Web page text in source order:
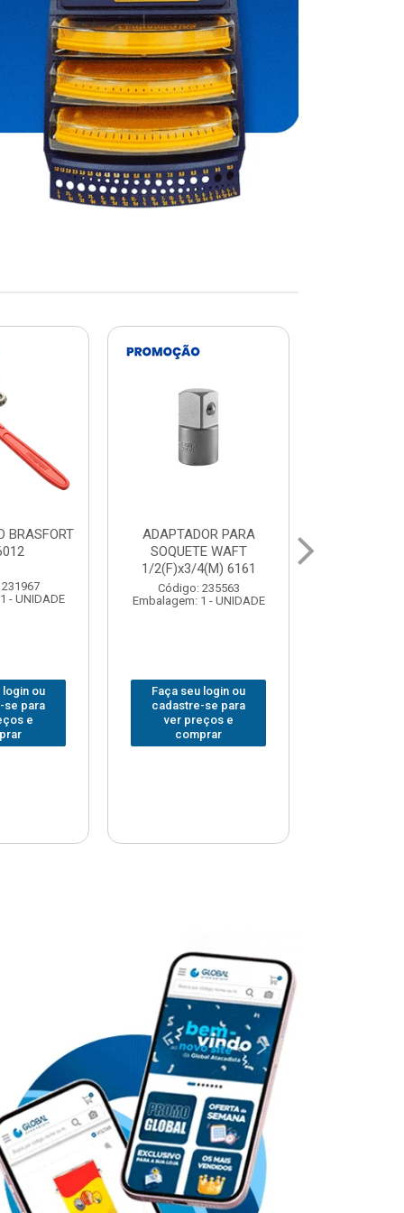
PARA
WAFT
- UNIDADE
login ou
se para
e
ABAJOUR LED
BRASFORT COB MESA
7844
Código: 310379
Embalagem: 1 - UNIDADE
Faça seu login ou
cadastre-se para
ver preços e
comprar